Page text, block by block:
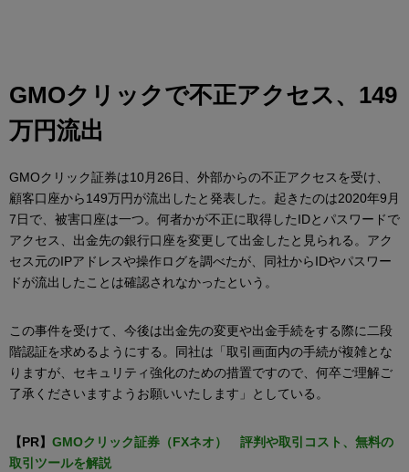
GMOクリックで不正アクセス、149
万円流出
GMOクリック証券は10月26日、外部からの不正アクセスを受け、
顧客口座から149万円が流出したと発表した。起きたのは2020年9月
7日で、被害口座は一つ。何者かが不正に取得したIDとパスワードで
アクセス、出金先の銀行口座を変更して出金したと見られる。アク
セス元のIPアドレスや操作ログを調べたが、同社からIDやパスワー
ドが流出したことは確認されなかったという。
この事件を受けて、今後は出金先の変更や出金手続をする際に二段
階認証を求めるようにする。同社は「取引画面内の手続が複雑とな
りますが、セキュリティ強化のための措置ですので、何卒ご理解ご
了承くださいますようお願いいたします」としている。
【PR】 GMOクリック証券（FXネオ） 評判や取引コスト、無料の
取引ツールを解説